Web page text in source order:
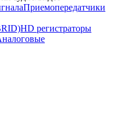
Приемопередатчики
HD регистраторы